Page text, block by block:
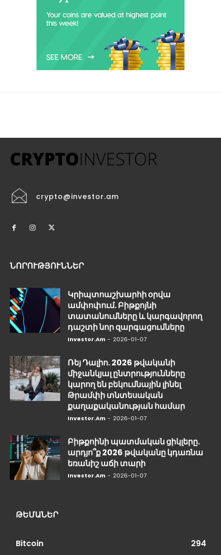
crypto@investor.am
ՆՈՐՈՒԹՅՈՒՆՆԵՐ
Կրիպտոաշխարհի օրվա
ամփոփում. Բիթքոյնի
տատանումները և կարգավորող
դաշտի նոր զարգացումները
Investor.am - 2026-01-07
Ռեյ Դալիո. 2026 թվականի
միջանկյալ ընտրությունները
կարող են բեկումնային լինել
Թրամփի տնտեսական
քաղաքականության համար
Investor.am - 2026-01-07
Բիթքոինի պատմական ցիկլերը.
արդյո՞ք 2026 թվականը կդառնա
եռանիշ աճի տարի
Investor.am - 2026-01-07
ԹԵՄԱՆԵՐ
Bitcoin 294